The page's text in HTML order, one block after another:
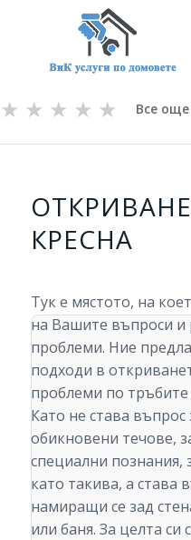
★
★
★
★
★ Все
КРЕСНА
Тук е мястото, на
на Вашите въпроси
проблеми. Ние
подходи в
проблеми по
Като не става
обикновени течове,
специални познания,
като такива, а става
намиращи се зад
или баня. За целта си